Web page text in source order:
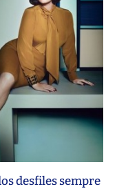
desfiles sempre